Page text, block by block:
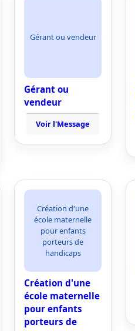
Gérant ou vendeur
Gérant ou
vendeur
Voir l'Message
Création d'une
école maternelle
pour enfants
porteurs de
handicaps
Création d'une
école maternelle
pour enfants
porteurs de